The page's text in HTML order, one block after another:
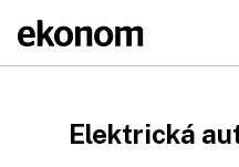
Elektrická